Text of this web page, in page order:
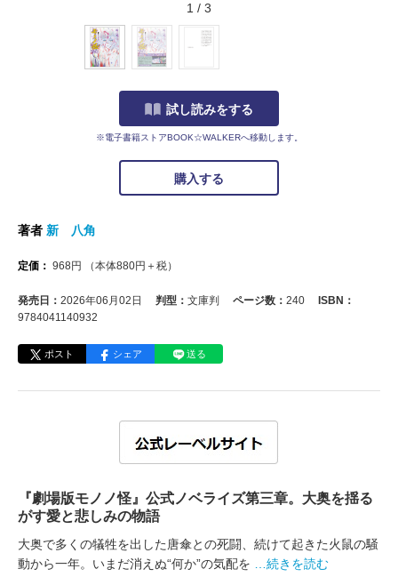
1 / 3
試し読みをする
※電子書籍ストアBOOK☆WALKERへ移動します。
購入する
著者 新 八角
定価： 968円 （本体880円＋税）
発売日： 2026年06月02日 判型： 文庫判 ページ数： 240
ISBN：
9784041140932
ポスト シェア 送る
『劇場版モノノ怪』公式ノベライズ第三章。大奥を揺る
がす愛と悲しみの物語
大奥で多くの犠牲を出した唐傘との死闘、続けて起きた火鼠の騒
動から一年。いまだ消えぬ“何か”の気配を
…続きを読む